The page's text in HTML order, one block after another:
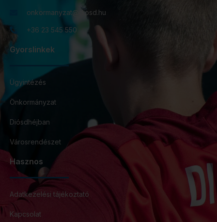
onkormanyzat@diosd.hu
+36 23 545 550
Gyorslinkek
Ügyintézés
Önkormányzat
Diósdhéjban
Városrendészet
Hasznos
Adatkezelési tájékoztató
Kapcsolat